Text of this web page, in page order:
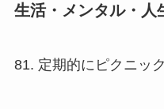
生活・メンタル・人
81. 定期的にピクニッ